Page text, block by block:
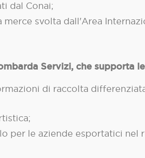
dal Conai;
svolta dall'Area
Servizi, che supporta
di raccolta
per le aziende esportatici nel